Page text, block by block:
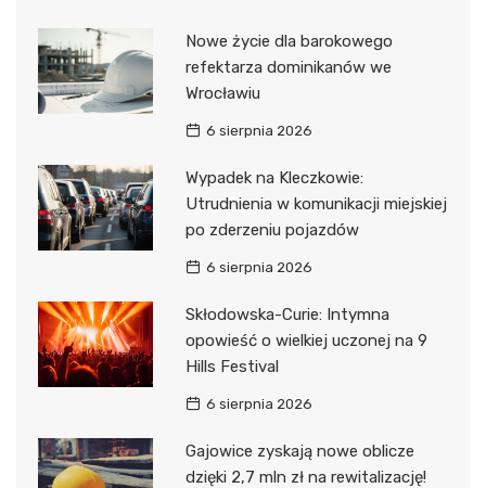
Nowe życie dla barokowego
refektarza dominikanów we
Wrocławiu
6 sierpnia 2026
Wypadek na Kleczkowie:
Utrudnienia w komunikacji miejskiej
po zderzeniu pojazdów
6 sierpnia 2026
Skłodowska-Curie: Intymna
opowieść o wielkiej uczonej na 9
Hills Festival
6 sierpnia 2026
Gajowice zyskają nowe oblicze
dzięki 2,7 mln zł na rewitalizację!